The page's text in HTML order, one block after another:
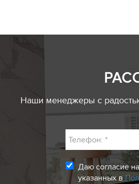
Наши менеджеры с
Телефон: *
Даю согласие
указанных в